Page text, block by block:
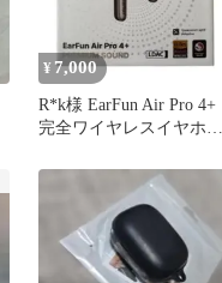
¥ 7,000
R*k様 EarFun Air Pro 4+
完全ワイヤレスイヤホン